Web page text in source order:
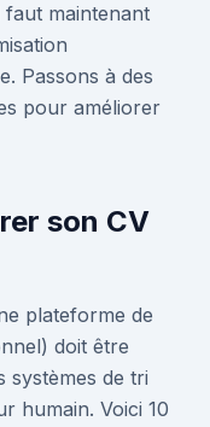
maintenant
Passons à des
pour améliorer
son CV
plateforme de
doit être
systèmes de tri
humain. Voici 10